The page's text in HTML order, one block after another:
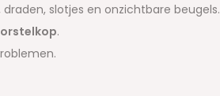
slotjes en onzichtbare beugels.
.